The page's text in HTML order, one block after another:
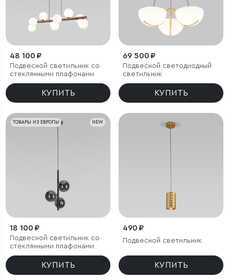
48 100 ₽
Подвесной светильник со
стеклянными плафонами
КУПИТЬ
69 500 ₽
Подвесной светодиодный
светильник
КУПИТЬ
NEW
ТОВАРЫ ИЗ ЕВРОПЫ
18 100 ₽
Подвесной светильник со
стеклянными плафонами
КУПИТЬ
490 ₽
Подвесной светильник
КУПИТЬ